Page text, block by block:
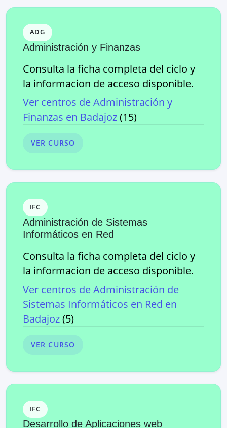
ADG
Administración y Finanzas
Consulta la ficha completa del ciclo y
la informacion de acceso disponible.
Ver centros deAdministración y
Finanzas en Badajoz(15)
VER CURSO
IFC
Administración de Sistemas
Informáticos en Red
Consulta la ficha completa del ciclo y
la informacion de acceso disponible.
Ver centros deAdministración de
Sistemas Informáticos en Red en
Badajoz(5)
VER CURSO
IFC
Desarrollo de Aplicaciones web